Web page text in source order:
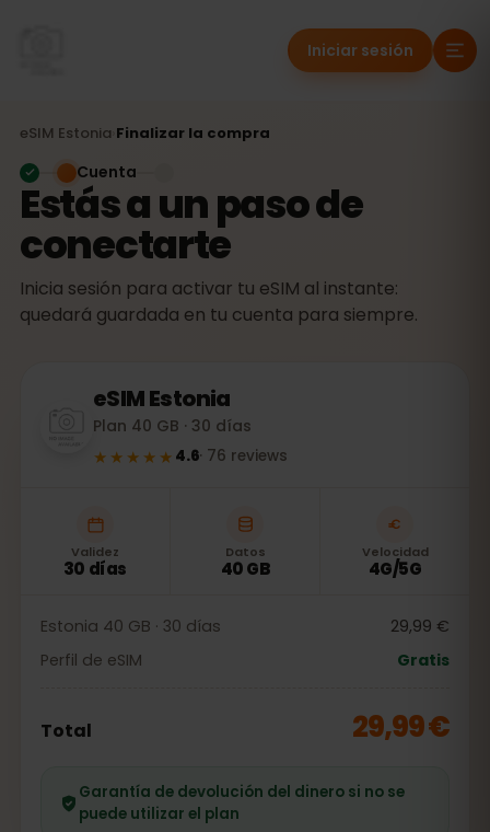
Iniciar sesión
eSIM Estonia Finalizar la compra
Estás a un paso de
conectarte
Inicia sesión para activar tu eSIM al instante:
quedará guardada en tu cuenta para siempre.
Cuenta
eSIMEstonia
Plan 40 GB · 30 días
★★★★★ 4.6· 76 reviews
Validez
30 días
Datos
40 GB
Velocidad
4G/5G
Estonia 40 GB · 30 días
29,99 €
Perfil de eSIM
Gratis
Total 29,99 €
Garantía de devolución del dinero si no se
puede utilizar el plan